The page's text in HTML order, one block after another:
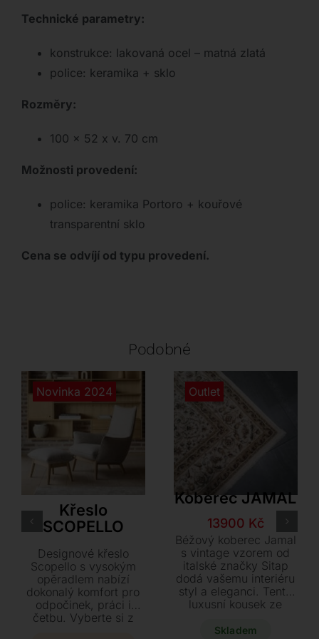
Technické parametry:
konstrukce: lakovaná ocel – matná zlatá
police: keramika + sklo
Rozměry:
100 x 52 x v. 70 cm
Možnosti provedení:
police: keramika Portoro + kouřové
transparentní sklo
Cena se odvíjí od typu provedení.
Podobné
Novinka 2024
Křeslo
SCOPELLO
Designové křeslo
Scopello s vysokým
opěradlem nabízí
dokonalý komfort pro
odpočinek, práci i
četbu. Vyberte si z
Outlet
Koberec JAMAL
Původní
cena
byla:
23150 Kč.
13900 Kč
Aktuální
cena
je:
13900 Kč.
Béžový koberec Jamal
s vintage vzorem od
italské značky Sitap
dodá vašemu interiéru
styl a eleganci. Tento
luxusní kousek ze
vlny o rozměrech 160
Skladem